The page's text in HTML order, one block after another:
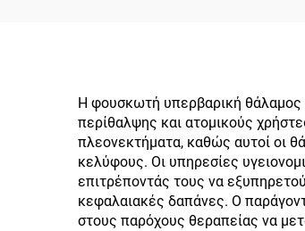
Η φουσκωτή υπερβαρική θάλαμος
περίθαλψης και ατομικούς
πλεονεκτήματα, καθώς αυτοί οι
κελύφους. Οι υπηρεσίες
επιτρέποντάς τους να
κεφαλαιακές δαπάνες. Ο
στους παρόχους θεραπείας να